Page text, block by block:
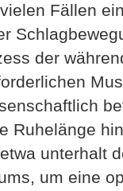
Fällen
der
Ruhelänge
unterhalt
um eine